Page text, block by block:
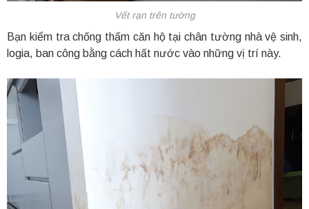
Vết rạn trên tường
Bạn kiểm tra chống thấm căn hộ tại chân tường nhà vệ sinh,
logia, ban công bằng cách hất nước vào những vị trí này.